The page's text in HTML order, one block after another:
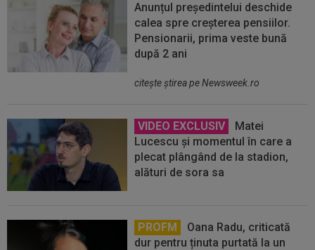
Anunțul președintelui deschide
calea spre creșterea pensiilor.
Pensionarii, prima veste bună
după 2 ani
citeşte ştirea pe Newsweek.ro
VIDEO EXCLUSIV
Matei
Lucescu și momentul în care a
plecat plângând de la stadion,
alături de sora sa
PROFM
Oana Radu, criticată
dur pentru ținuta purtată la un